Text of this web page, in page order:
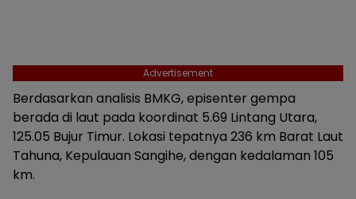
Advertisement
Berdasarkan analisis BMKG, episenter gempa
berada di laut pada koordinat 5.69 Lintang Utara,
125.05 Bujur Timur. Lokasi tepatnya 236 km Barat Laut
Tahuna, Kepulauan Sangihe, dengan kedalaman 105
km.